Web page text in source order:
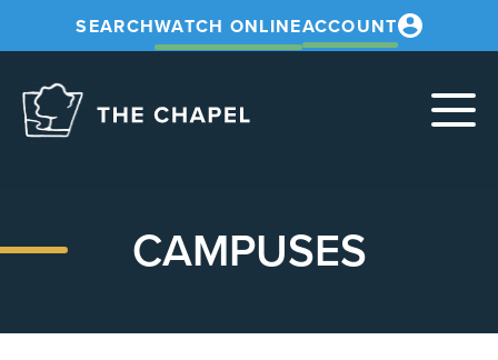
SEARCHWATCH ONLINEACCOUNT
CAMPUSES